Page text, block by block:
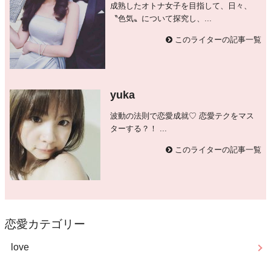
成熟したオトナ女子を目指して、日々、
〝色気〟について探究し、...
このライターの記事一覧
yuka
波動の法則で恋愛成就♡ 恋愛テクをマス
ターする？！ ...
このライターの記事一覧
恋愛カテゴリー
love